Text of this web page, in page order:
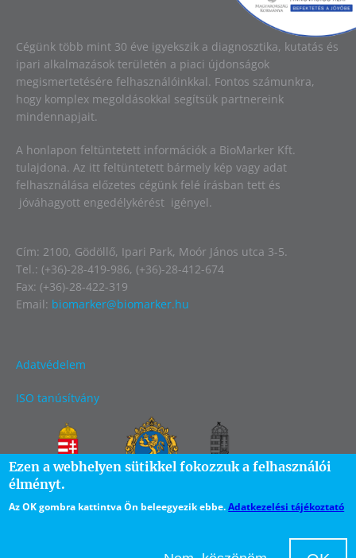
Cégünk több mint 30 éve igyekszik a diagnosztika, kutatás és
ipari alkalmazások területén a piaci újdonságok
megismertetésére felhasználóinkkal. Fontos számunkra,
hogy komplex megoldásokkal segítsük partnereink
mindennapjait.
A honlapon feltüntetett információk a BioMarker Kft.
tulajdona. Az itt feltüntetett bármely kép vagy adat
felhasználása előzetes cégünk felé írásban tett és
jóváhagyott engedélykérést igényel.
Cím: 2100, Gödöllő, Ipari Park, Moór János utca 3-5.
Tel.: (+36)-28-419-986, (+36)-28-412-674
Fax: (+36)-28-422-319
Email: biomarker@biomarker.hu
Adatvédelem
ISO tanúsítvány
Ezen a webhelyen sütikkel fokozzuk a felhasználói
élményt.
Az OK gombra kattintva Ön beleegyezik ebbe.Adatkezelési tájékoztató